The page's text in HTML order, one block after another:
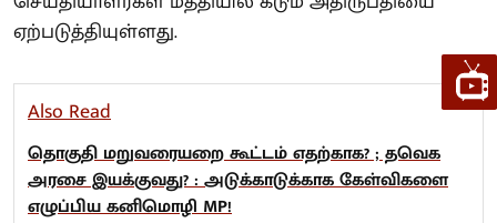
ஏற்படுத்தியுள்ளது.
Also Read
தொகுதி மறுவரையறை கூட்டம் எதற்காக? ; தவெக
அரசை இயக்குவது? : அடுக்காடுக்காக கேள்விகளை
எழுப்பிய கனிமொழி MP!